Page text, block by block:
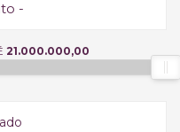
-
21.000.000,00